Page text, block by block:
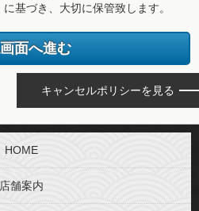
に基づき、大切に保管致します。
キャンセルポリシーを見る
HOME
店舗案内